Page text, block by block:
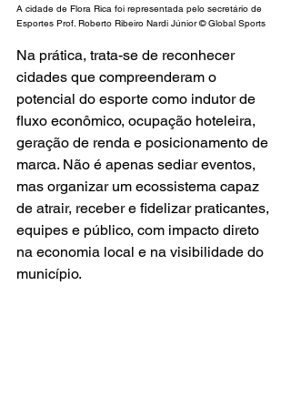
A cidade de Flora Rica foi representada pelo secretário de
Esportes Prof. Roberto Ribeiro Nardi Júnior © Global Sports
Na prática, trata-se de reconhecer
cidades que compreenderam o
potencial do esporte como indutor de
fluxo econômico, ocupação hoteleira,
geração de renda e posicionamento de
marca. Não é apenas sediar eventos,
mas organizar um ecossistema capaz
de atrair, receber e fidelizar praticantes,
equipes e público, com impacto direto
na economia local e na visibilidade do
município.